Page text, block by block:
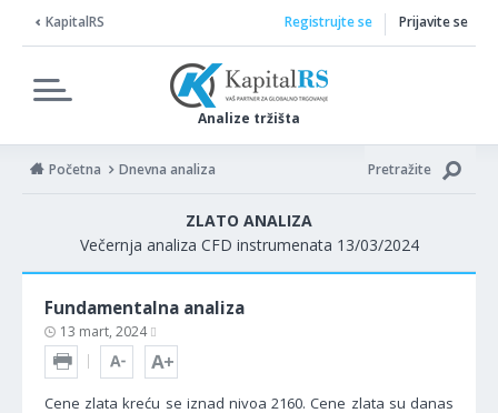
KapitalRS
Analize tržišta
Registrujte se Prijavite se
Početna Dnevna analiza Pretražite
ZLATO ANALIZA
Večernja analiza CFD instrumenata 13/03/2024
Fundamentalna analiza
13 mart, 2024
Cene zlata kreću se iznad nivoa 2160. Cene zlata su danas